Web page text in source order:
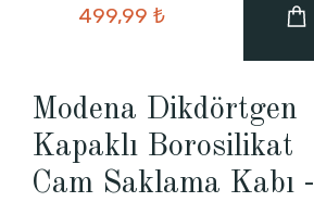
499,99 ₺
Modena Dikdörtgen
Kapaklı Borosilikat
Cam Saklama Kabı -